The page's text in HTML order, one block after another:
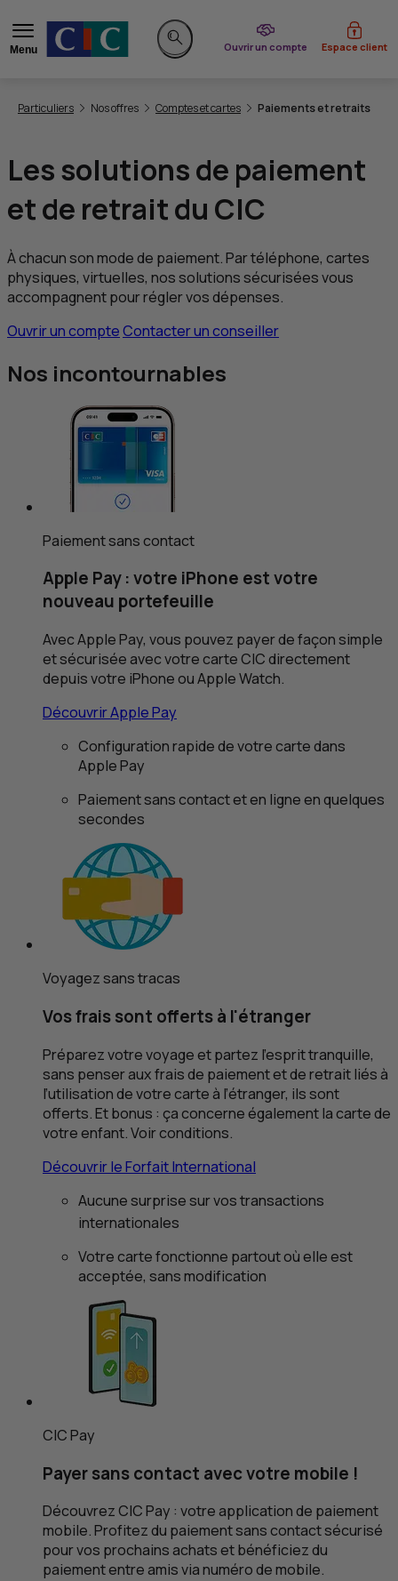
Menu
Rechercher sur le site
Ouvrir un compte
du CIC Espace client
Particuliers Nos offres Comptes et cartes Paiements et retraits
Les solutions de paiement
et de retrait du CIC
À chacun son mode de paiement. Par téléphone, cartes
physiques, virtuelles, nos solutions sécurisées vous
accompagnent pour régler vos dépenses.
Ouvrir un compteContacter un conseiller
Nos incontournables
Paiement sans contact
Apple Pay : votre iPhone est votre
nouveau portefeuille
Avec Apple Pay, vous pouvez payer de façon simple
et sécurisée avec votre carteCICdirectement
depuis votre iPhone ou Apple Watch.
Découvrir Apple Pay
Configuration rapide de votre carte dans
Apple Pay
Paiement sans contact et en ligne en quelques
secondes
Voyagez sans tracas
Vos frais sont offerts à l'étranger
Préparez votre voyage et partez l’esprit tranquille,
sans penser aux frais de paiement et de retrait liés à
l’utilisation de votre carte à l’étranger, ils sont
offerts. Et bonus : ça concerne également la carte de
votre enfant. Voir conditions.
Découvrir le Forfait International
Aucune surprise sur vos transactions
internationales
Votre carte fonctionne partout où elle est
acceptée, sans modification
CICPay
Payer sans contact avec votre mobile !
DécouvrezCICPay : votre application de paiement
mobile. Profitez du paiement sans contact sécurisé
pour vos prochains achats et bénéficiez du
paiement entre amis via numéro de mobile.